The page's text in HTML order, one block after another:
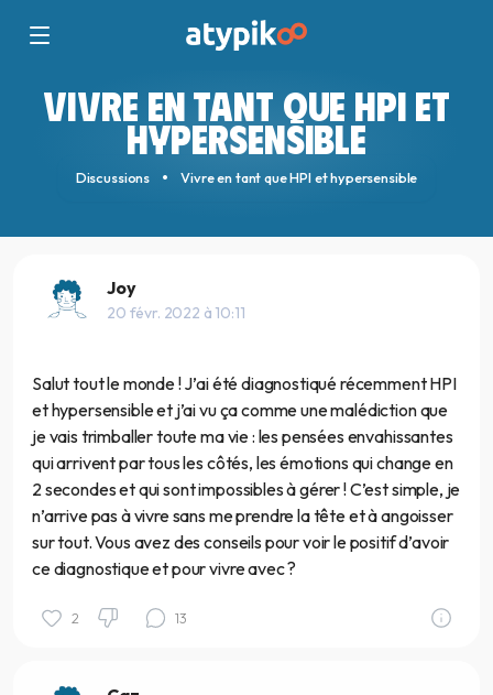
VIVRE EN TANT QUE HPI ET
HYPERSENSIBLE
Discussions Vivre en tant que HPI et hypersensible
Joy
20 févr. 2022 à 10:11
Salut tout le monde ! J’ai été diagnostiqué récemment HPI
et hypersensible et j’ai vu ça comme une malédiction que
je vais trimballer toute ma vie : les pensées envahissantes
qui arrivent par tous les côtés, les émotions qui change en
2 secondes et qui sont impossibles à gérer ! C’est simple, je
n’arrive pas à vivre sans me prendre la tête et à angoisser
sur tout. Vous avez des conseils pour voir le positif d’avoir
ce diagnostique et pour vivre avec ?
2 13